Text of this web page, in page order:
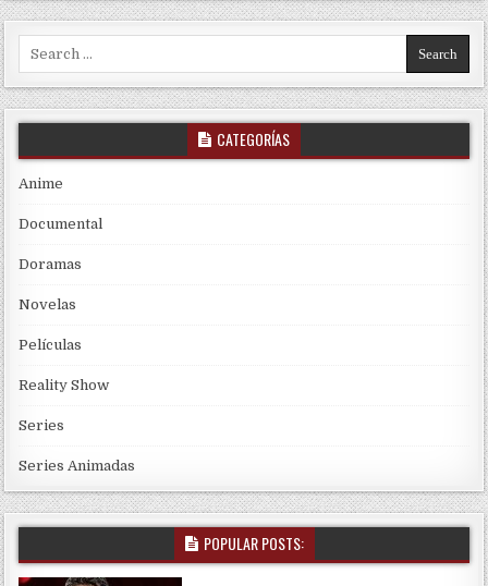
CATEGORÍAS
Anime
Documental
Doramas
Novelas
Películas
Reality Show
Series
Series Animadas
POPULAR POSTS: